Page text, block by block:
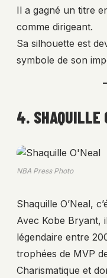
Il a gagné un titre
comme dirigeant.
Sa silhouette est
symbole de son
4. SHAQUILLE
NBA Press Photo
Shaquille O’Neal,
Avec Kobe Bryant,
légendaire entre
trophées de MVP
Charismatique et